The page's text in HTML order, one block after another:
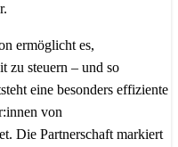
ermöglicht es,
zu steuern – und so
eine besonders effiziente
von
Die Partnerschaft markiert